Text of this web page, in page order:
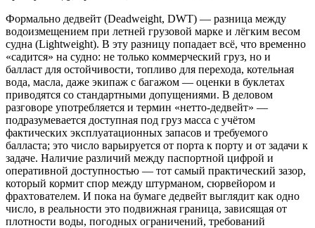
Формально дедвейт (Deadweight, DWT) — разница между
водоизмещением при летней грузовой марке и лёгким весом
судна (Lightweight). В эту разницу попадает всё, что временно
«садится» на судно: не только коммерческий груз, но и
балласт для остойчивости, топливо для перехода, котельная
вода, масла, даже экипаж с багажом — оценки в буклетах
приводятся со стандартными допущениями. В деловом
разговоре употребляется и термин «нетто‑дедвейт» —
подразумевается доступная под груз масса с учётом
фактических эксплуатационных запасов и требуемого
балласта; это число варьируется от порта к порту и от задачи к
задаче. Наличие различий между паспортной цифрой и
оперативной доступностью — тот самый практический зазор,
который кормит спор между штурманом, сюрвейором и
фрахтователем. И пока на бумаге дедвейт выглядит как одно
число, в реальности это подвижная граница, зависящая от
плотности воды, погодных ограничений, требований